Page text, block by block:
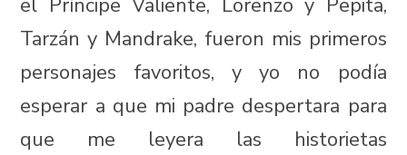
el Príncipe Valiente, Lorenzo y Pepita,
Tarzán y Mandrake, fueron mis primeros
personajes favoritos, y yo no podía
esperar a que mi padre despertara para
que me leyera las historietas